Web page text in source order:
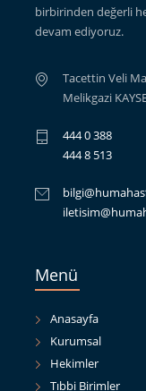
birbirinden değerli
devam ediyoruz.
Tacettin Veli
Melikgazi
444 0 388
444 8 513
Menü
Anasayfa
Kurumsal
Hekimler
Tıbbi Birimler